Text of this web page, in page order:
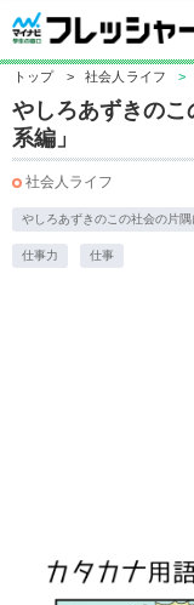
トップ > 社会人ライフ >
やしろあずきの
系編」
社会人ライフ
やしろあずきのこの社会の片隅
仕事力 仕事